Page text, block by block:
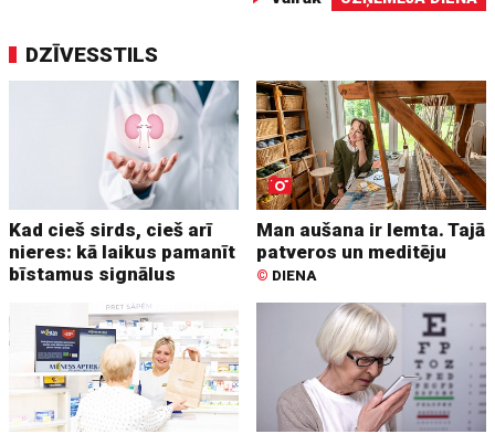
DZĪVESSTILS
Kad cieš sirds, cieš arī
nieres: kā laikus pamanīt
bīstamus signālus
Man aušana ir lemta. Tajā
patveros un meditēju
© DIENA